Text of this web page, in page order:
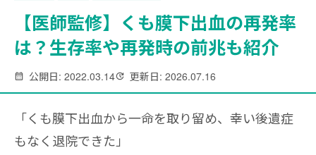
【医師監修】くも膜下出血の再発率
は？生存率や再発時の前兆も紹介
公開日: 2022.03.14 更新日: 2026.07.16
「くも膜下出血から一命を取り留め、幸い後遺症
もなく退院できた」